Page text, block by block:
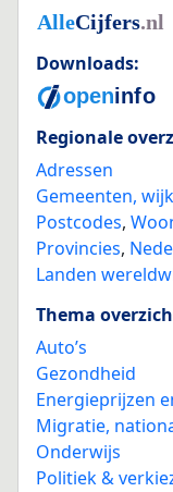
Downloads:
Regionale
Adressen
Gemeenten,
Postcodes,
Provincies,
Landen
Thema
Auto’s
Gezondheid
Energieprijzen
Migratie,
Onderwijs
Politiek &